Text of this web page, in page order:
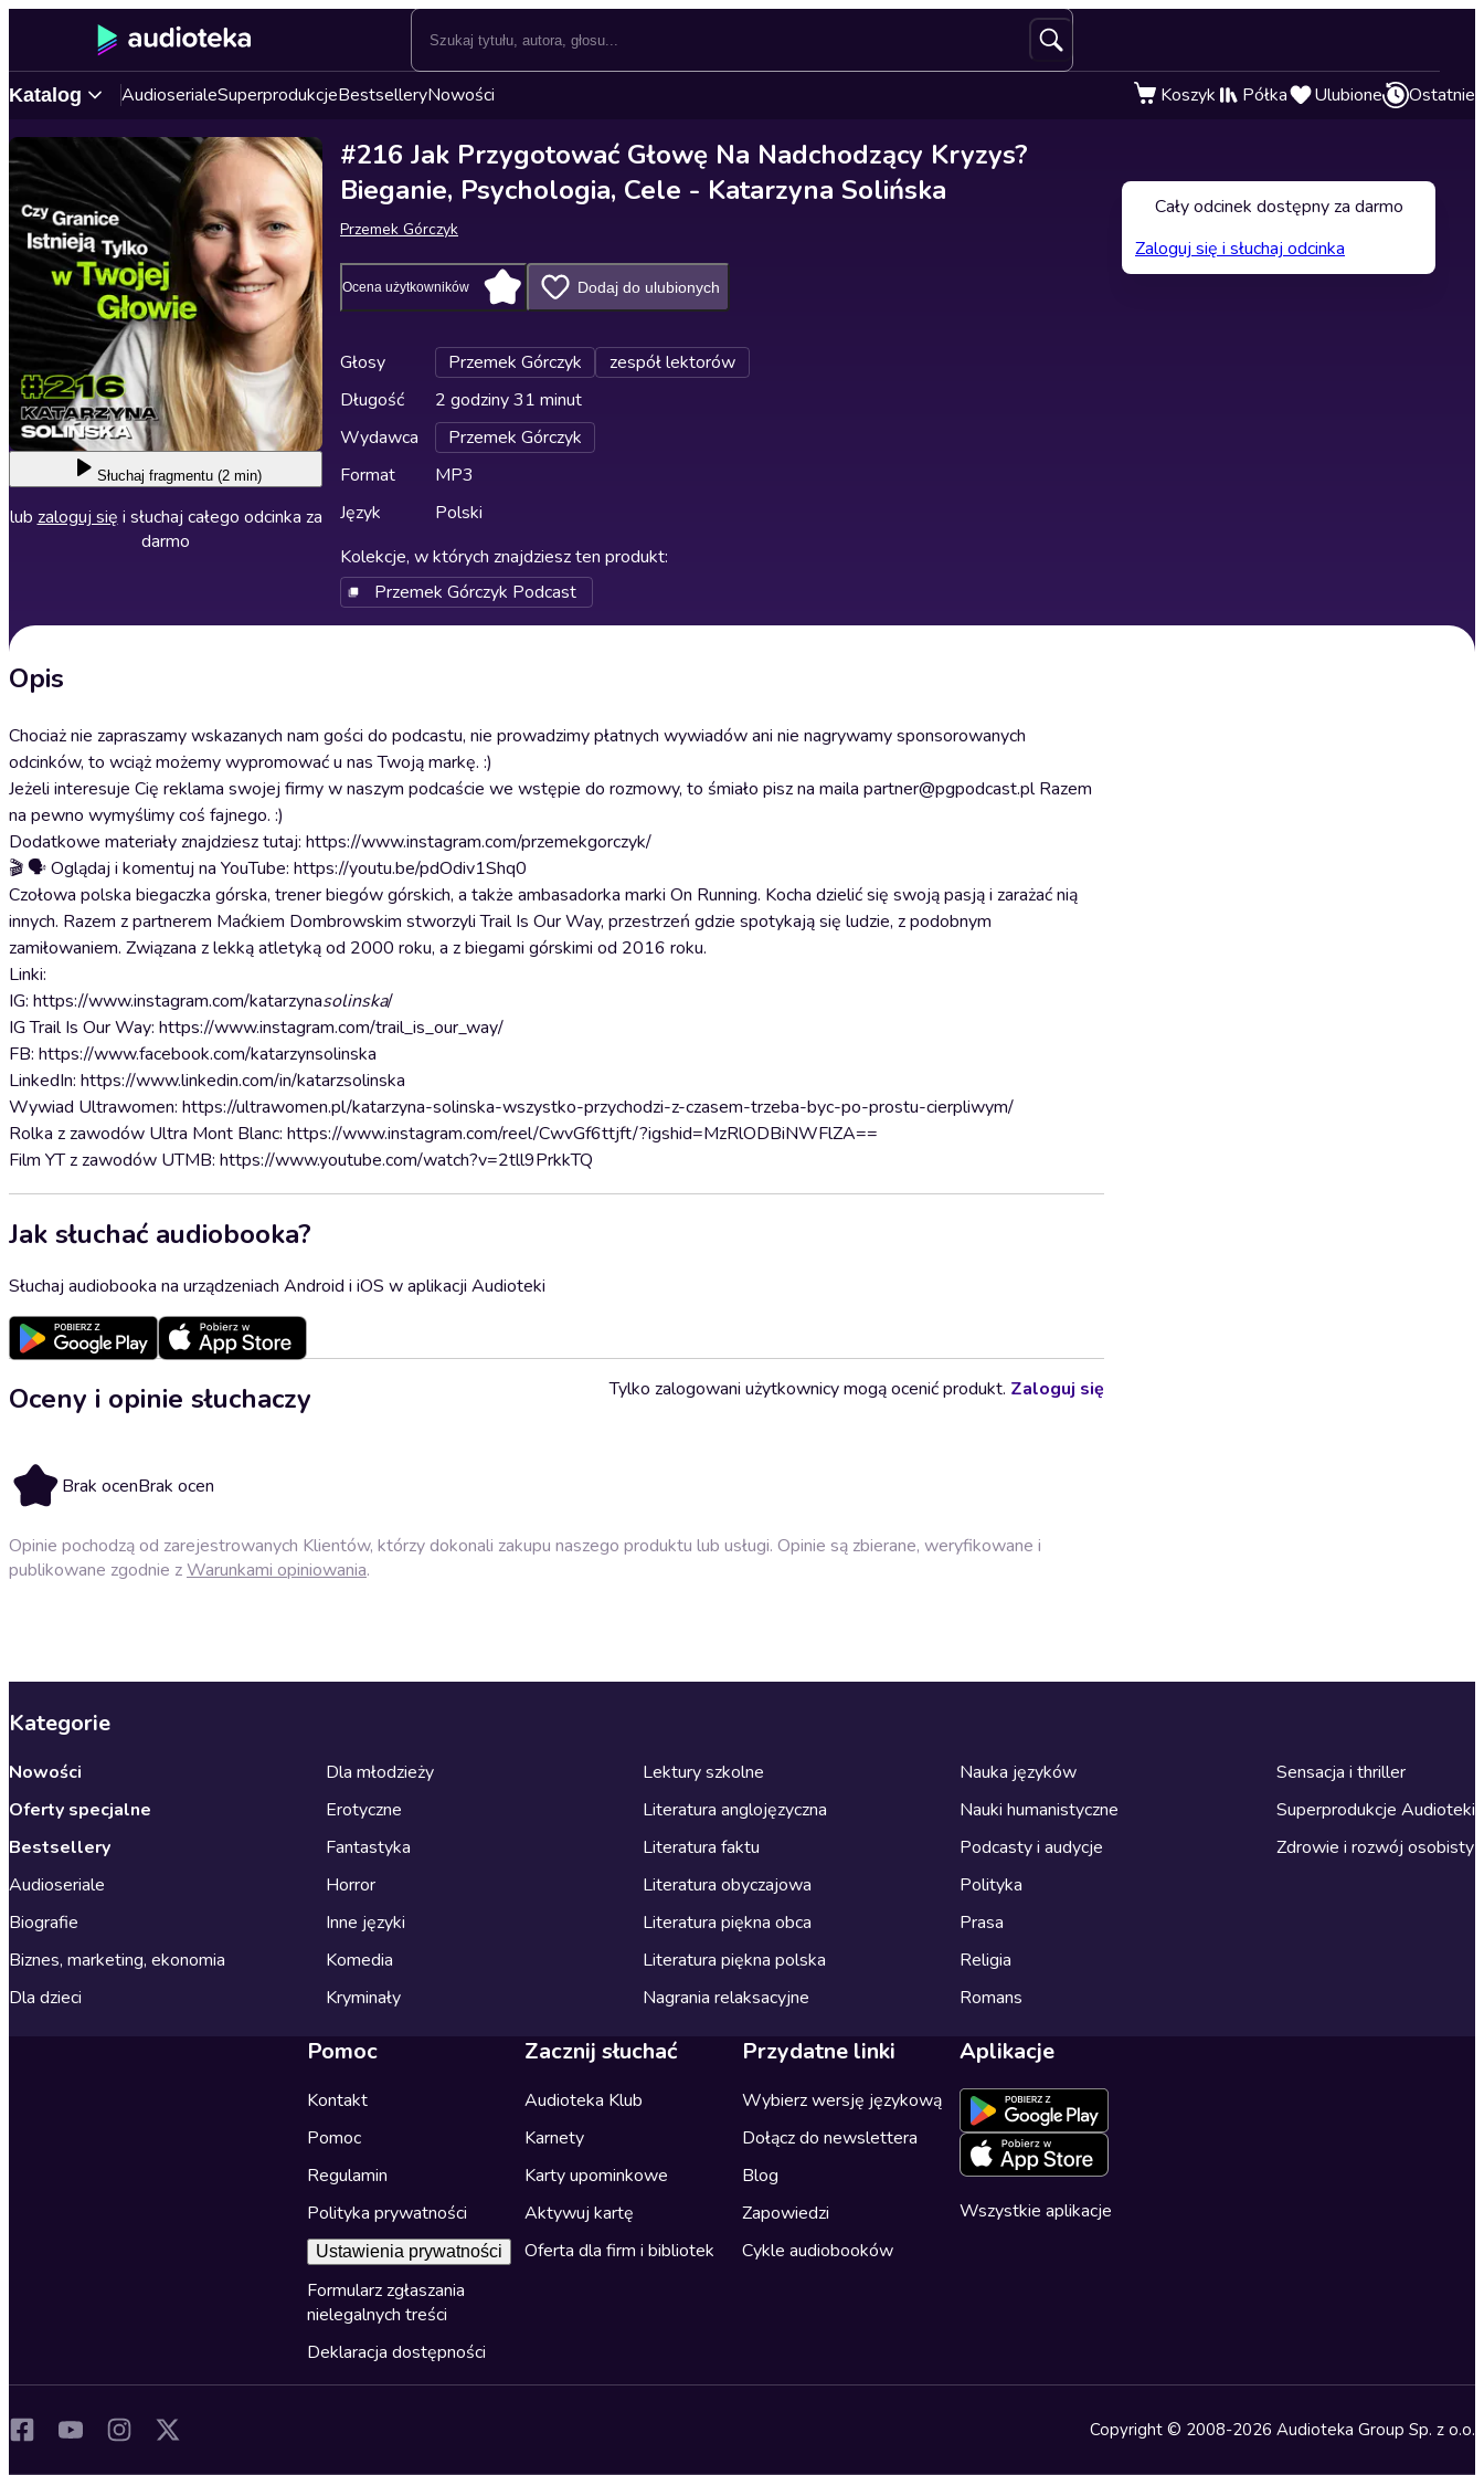
Katalog AudioserialeSuperprodukcjeBestselleryNowości Koszyk Półka Ulubione Ostatnie
Słuchaj fragmentu (2 min)
lub zaloguj się i słuchaj całego odcinka za
darmo
#216 Jak Przygotować Głowę Na Nadchodzący Kryzys?
Bieganie, Psychologia, Cele - Katarzyna Solińska
Przemek Górczyk
Ocena użytkowników Dodaj do ulubionych
Głosy Przemek Górczyk
zespół lektorów
Długość
2 godziny 31 minut
Wydawca
Przemek Górczyk
Format
MP3
Język
Polski
Kolekcje, w których znajdziesz ten produkt:
Przemek Górczyk Podcast
Opis
Chociaż nie zapraszamy wskazanych nam gości do podcastu, nie prowadzimy płatnych wywiadów ani nie nagrywamy sponsorowanych
odcinków, to wciąż możemy wypromować u nas Twoją markę. :)
Jeżeli interesuje Cię reklama swojej firmy w naszym podcaście we wstępie do rozmowy, to śmiało pisz na maila partner@pgpodcast.pl Razem
na pewno wymyślimy coś fajnego. :)
Dodatkowe materiały znajdziesz tutaj: https://www.instagram.com/przemekgorczyk/
🎬 🗣️ Oglądaj i komentuj na YouTube: https://youtu.be/pdOdiv1Shq0
Czołowa polska biegaczka górska, trener biegów górskich, a także ambasadorka marki On Running. Kocha dzielić się swoją pasją i zarażać nią
innych. Razem z partnerem Maćkiem Dombrowskim stworzyli Trail Is Our Way, przestrzeń gdzie spotykają się ludzie, z podobnym
zamiłowaniem. Związana z lekką atletyką od 2000 roku, a z biegami górskimi od 2016 roku.
Linki:
IG: https://www.instagram.com/katarzynasolinska/
IG Trail Is Our Way: https://www.instagram.com/trail_is_our_way/
FB: https://www.facebook.com/katarzynsolinska
LinkedIn: https://www.linkedin.com/in/katarzsolinska
Wywiad Ultrawomen: https://ultrawomen.pl/katarzyna-solinska-wszystko-przychodzi-z-czasem-trzeba-byc-po-prostu-cierpliwym/
Rolka z zawodów Ultra Mont Blanc: https://www.instagram.com/reel/CwvGf6ttjft/?igshid=MzRlODBiNWFlZA==
Film YT z zawodów UTMB: https://www.youtube.com/watch?v=2tll9PrkkTQ
Jak słuchać audiobooka?
Słuchaj audiobooka na urządzeniach Android i iOS w aplikacji Audioteki
Oceny i opinie słuchaczy
Brak ocenBrak ocen
Tylko zalogowani użytkownicy mogą ocenić produkt. Zaloguj się
Opinie pochodzą od zarejestrowanych Klientów, którzy dokonali zakupu naszego produktu lub usługi. Opinie są zbierane, weryfikowane i
publikowane zgodnie zWarunkami opiniowania.
Cały odcinek dostępny za darmo
Zaloguj się i słuchaj odcinka
Kategorie
Nowości
Oferty specjalne
Bestsellery
Audioseriale
Biografie
Biznes, marketing, ekonomia
Dla dzieci
Dla młodzieży
Erotyczne
Fantastyka
Horror
Inne języki
Komedia
Kryminały
Lektury szkolne
Literatura anglojęzyczna
Literatura faktu
Literatura obyczajowa
Literatura piękna obca
Literatura piękna polska
Nagrania relaksacyjne
Nauka języków
Nauki humanistyczne
Podcasty i audycje
Polityka
Prasa
Religia
Romans
Sensacja i thriller
Superprodukcje Audioteki
Zdrowie i rozwój osobisty
Pomoc
Kontakt
Pomoc
Regulamin
Polityka prywatności
Ustawienia prywatności
Formularz zgłaszania
nielegalnych treści
Deklaracja dostępności
Zacznij słuchać
Audioteka Klub
Karnety
Karty upominkowe
Aktywuj kartę
Oferta dla firm i bibliotek
Przydatne linki
Wybierz wersję językową
Dołącz do newslettera
Blog
Zapowiedzi
Cykle audiobooków
Aplikacje
Wszystkie aplikacje
Copyright © 2008-2026 Audioteka Group Sp. z o.o.